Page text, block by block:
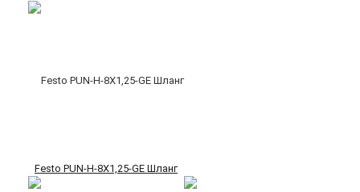
Festo PUN-H-8X1,25-GE Шланг